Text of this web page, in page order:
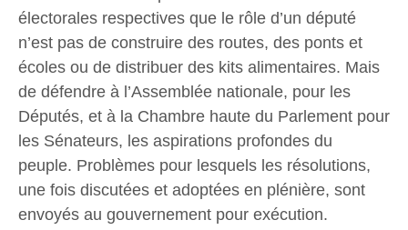
électorales respectives que le rôle d’un député
n’est pas de construire des routes, des ponts et
écoles ou de distribuer des kits alimentaires. Mais
de défendre à l’Assemblée nationale, pour les
Députés, et à la Chambre haute du Parlement pour
les Sénateurs, les aspirations profondes du
peuple. Problèmes pour lesquels les résolutions,
une fois discutées et adoptées en plénière, sont
envoyés au gouvernement pour exécution.